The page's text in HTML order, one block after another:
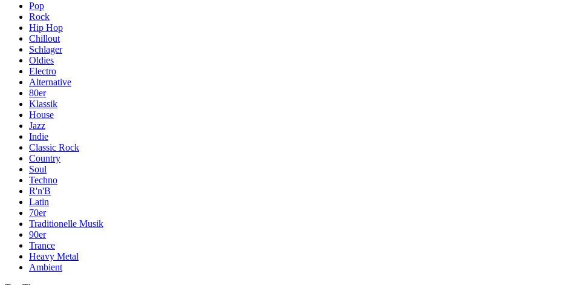
Pop
Rock
Hip Hop
Chillout
Schlager
Oldies
Electro
Alternative
80er
Klassik
House
Jazz
Indie
Classic Rock
Country
Soul
Techno
R'n'B
Latin
70er
Traditionelle Musik
90er
Trance
Heavy Metal
Ambient